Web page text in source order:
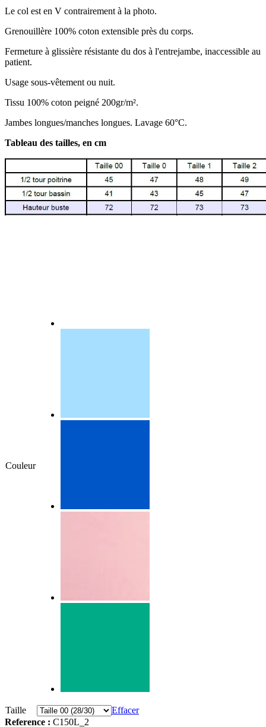
Le col est en V contrairement à la photo.
Grenouillère 100% coton extensible près du corps.
Fermeture à glissière résistante du dos à l'entrejambe, inaccessible au
patient.
Usage sous-vêtement ou nuit.
Tissu 100% coton peigné 200gr/m².
Jambes longues/manches longues. Lavage 60°C.
Tableau des tailles, en cm
Couleur
Taille
Effacer
Reference : C150L_2